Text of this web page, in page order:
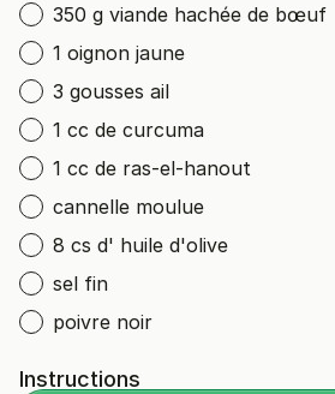
350 g viande hachée de bœuf
1 oignon jaune
3 gousses ail
1 cc de curcuma
1 cc de ras-el-hanout
cannelle moulue
8 cs d' huile d'olive
sel fin
poivre noir
Instructions